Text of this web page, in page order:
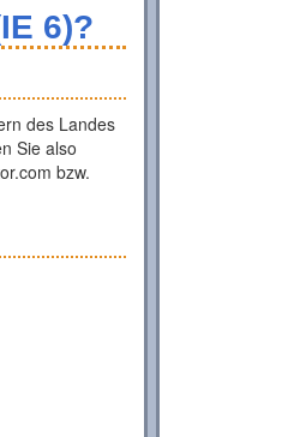
6)?
des Landes
Sie also
bzw.